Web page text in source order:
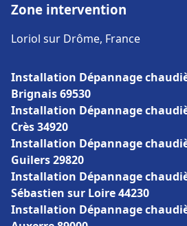
Zone intervention
Loriol sur Drôme, France
Installation Dépannage
Brignais 69530
Installation Dépannage
Crès 34920
Installation Dépannage
Guilers 29820
Installation Dépannage
Sébastien sur Loire 44230
Installation Dépannage